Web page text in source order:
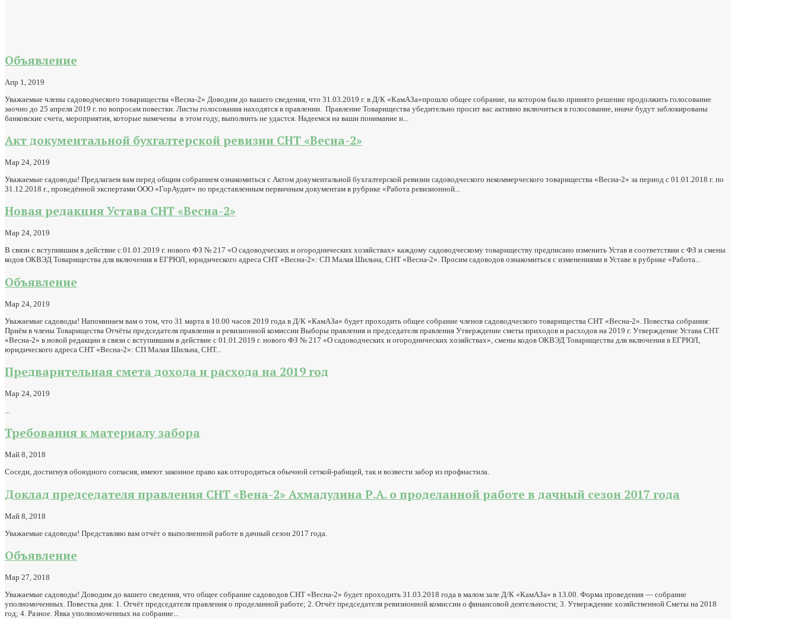
Объявление
Апр 1, 2019
Уважаемые члены садоводческого товарищества «Весна-2» Доводим до вашего сведения, что 31.03.2019 г. в Д/К «КамАЗа»прошло общее собрание, на котором было принято решение продолжить голосование
заочно до 25 апреля 2019 г. по вопросам повестки. Листы голосования находятся в правлении. Правление Товарищества убедительно просит вас активно включиться в голосование, иначе будут заблокированы
банковские счета, мероприятия, которые намечены в этом году, выполнить не удастся. Надеемся на ваши понимание и...
Акт документальной бухгалтерской ревизии СНТ «Весна-2»
Мар 24, 2019
Уважаемые садоводы! Предлагаем вам перед общим собранием ознакомиться с Актом документальной бухгалтерской ревизии садоводческого некоммерческого товарищества «Весна-2» за период с 01.01.2018 г. по
31.12.2018 г., проведённой экспертами ООО «ГорАудит» по представленным первичным документам в рубрике «Работа ревизионной...
Новая редакция Устава СНТ «Весна-2»
Мар 24, 2019
В связи с вступившим в действие с 01.01.2019 г. нового ФЗ № 217 «О садоводческих и огороднических хозяйствах» каждому садоводческому товариществу предписано изменить Устав в соответствии с ФЗ и смены
кодов ОКВЭД Товарищества для включения в ЕГРЮЛ, юридического адреса СНТ «Весна-2»: СП Малая Шильна, СНТ «Весна-2». Просим садоводов ознакомиться с изменениями в Уставе в рубрике «Работа...
Объявление
Мар 24, 2019
Уважаемые садоводы! Напоминаем вам о том, что 31 марта в 10.00 часов 2019 года в Д/К «КамАЗа» будет проходить общее собрание членов садоводческого товарищества СНТ «Весна-2». Повестка собрания:
Приём в члены Товарищества Отчёты председателя правления и ревизионной комиссии Выборы правления и председателя правления Утверждение сметы приходов и расходов на 2019 г. Утверждение Устава СНТ
«Весна-2» в новой редакции в связи с вступившим в действие с 01.01.2019 г. нового ФЗ № 217 «О садоводческих и огороднических хозяйствах», смены кодов ОКВЭД Товарищества для включения в ЕГРЮЛ,
юридического адреса СНТ «Весна-2»: СП Малая Шильна, СНТ...
Предварительная смета дохода и расхода на 2019 год
Мар 24, 2019
...
Требования к материалу забора
Май 8, 2018
Соседи, достигнув обоюдного согласия, имеют законное право как отгородиться обычной сеткой-рабицей, так и возвести забор из профнастила.
Доклад председателя правления СНТ «Вена-2» Ахмадулина Р.А. о проделанной работе в дачный сезон 2017 года
Май 8, 2018
Уважаемые садоводы! Представляю вам отчёт о выполненной работе в дачный сезон 2017 года.
Объявление
Мар 27, 2018
Уважаемые садоводы! Доводим до вашего сведения, что общее собрание садоводов СНТ «Весна-2» будет проходить 31.03.2018 года в малом зале Д/К «КамАЗа» в 13.00. Форма проведения — собрание
уполномоченных. Повестка дня: 1. Отчёт председателя правления о проделанной работе; 2. Отчёт председателя ревизионной комиссии о финансовой деятельности; 3. Утверждение хозяйственной Сметы на 2018
год; 4. Разное. Явка уполномоченных на собрание...